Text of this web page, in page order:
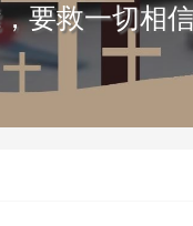
要救一切相